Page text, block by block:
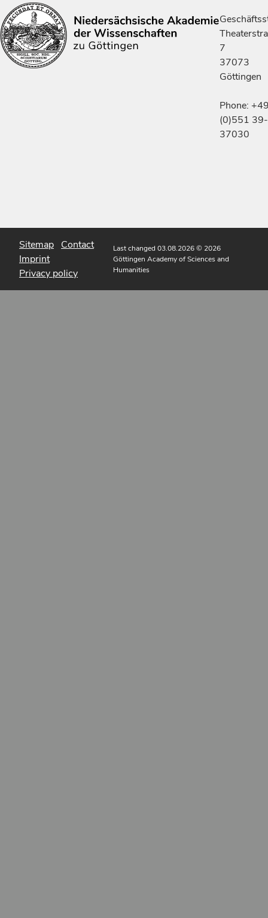
7
37073
Göttingen
Phone:
(0)551 39-
37030
Sitemap Contact
Imprint
Privacy policy
Last changed 03.08.2026© 2026
Göttingen Academy of Sciences and
Humanities